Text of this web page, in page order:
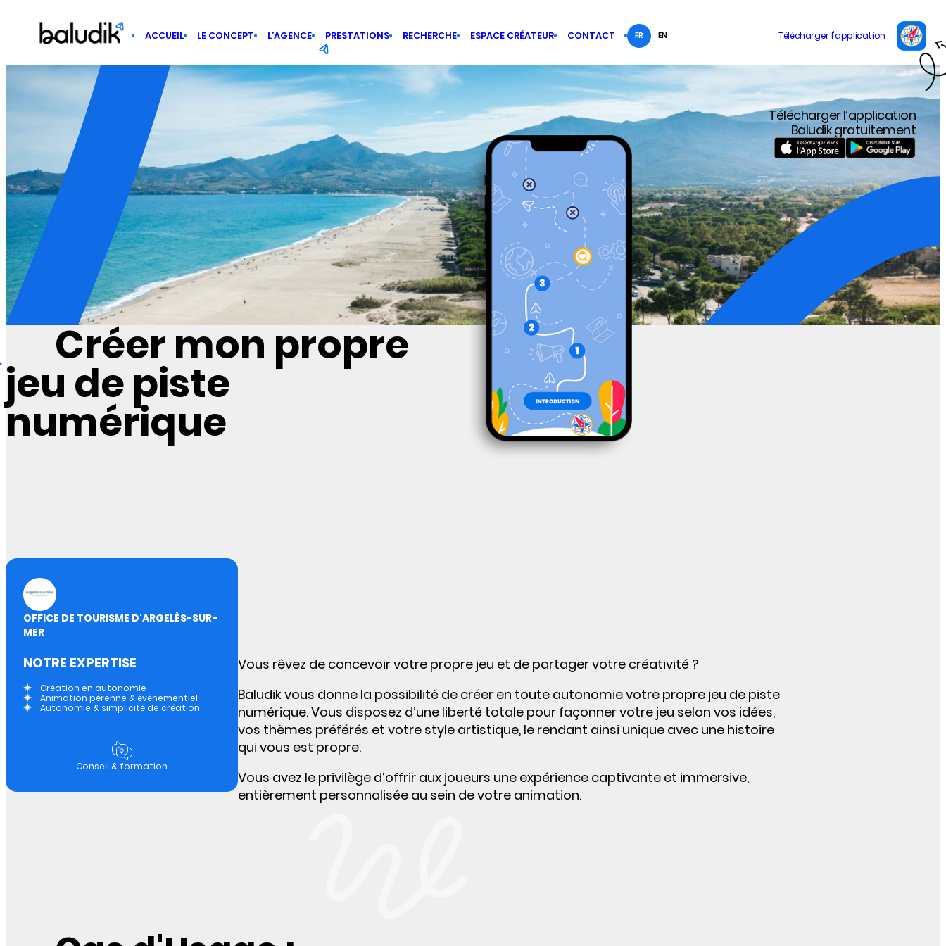
ACCUEIL LE CONCEPT L’AGENCE PRESTATIONS RECHERCHE ESPACE CRÉATEUR CONTACT FR EN
Télécharger l’application
Baludik gratuitement
Créer mon propre
jeu de piste
numérique
OFFICE DE TOURISME D'ARGELÈS-SUR-
MER
NOTRE EXPERTISE
Création en autonomie
Animation pérenne & événementiel
Autonomie & simplicité de création
Conseil & formation
Vous rêvez de concevoir votre propre jeu et de partager votre créativité ?
Baludik vous donne la possibilité de créer en toute autonomie votre propre jeu de piste
numérique. Vous disposez d’une liberté totale pour façonner votre jeu selon vos idées,
vos thèmes préférés et votre style artistique, le rendant ainsi unique avec une histoire
qui vous est propre.
Vous avez le privilège d’offrir aux joueurs une expérience captivante et immersive,
entièrement personnalisée au sein de votre animation.